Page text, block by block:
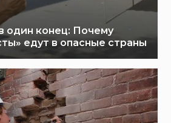
один конец: Почему
едут в опасные страны